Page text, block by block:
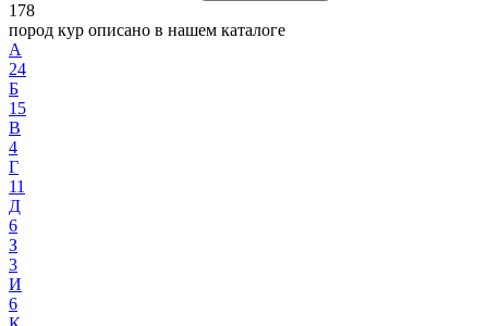
178
пород кур описано в нашем каталоге
А
24
Б
15
В
4
Г
11
Д
6
З
3
И
6